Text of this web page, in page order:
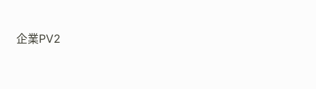
企業PV2